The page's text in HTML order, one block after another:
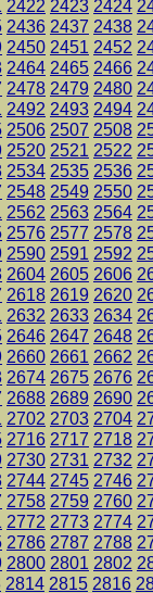
2422 2423 2424
2436 2437 2438
2450 2451 2452
2464 2465 2466
2478 2479 2480
2492 2493 2494
2506 2507 2508
2520 2521 2522
2534 2535 2536
2548 2549 2550
2562 2563 2564
2576 2577 2578
2590 2591 2592
2604 2605 2606
2618 2619 2620
2632 2633 2634
2646 2647 2648
2660 2661 2662
2674 2675 2676
2688 2689 2690
2702 2703 2704
2716 2717 2718
2730 2731 2732
2744 2745 2746
2758 2759 2760
2772 2773 2774
2786 2787 2788
2800 2801 2802
2814 2815 2816